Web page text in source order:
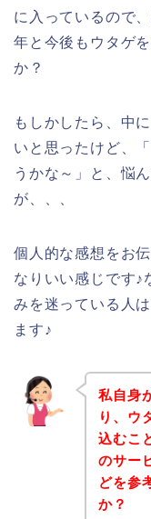
に入っているので
年と今後もウタゲ
か？
もしかしたら、中
いと思ったけど、
うかな～」と、悩
が、、、
個人的な感想をお
なりいい感じです♪
みを迷っている人
ます♪
私自身
り、ウ
込むこ
のサー
どを参
か？